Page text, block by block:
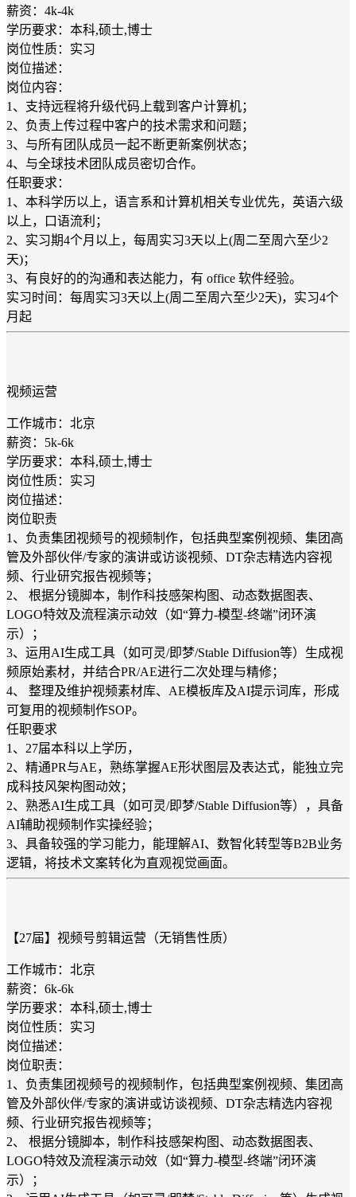
薪资：4k-4k
学历要求：本科,硕士,博士
岗位性质：实习
岗位描述：
岗位内容：
1、支持远程将升级代码上载到客户计算机；
2、负责上传过程中客户的技术需求和问题；
3、与所有团队成员一起不断更新案例状态；
4、与全球技术团队成员密切合作。
任职要求：
1、本科学历以上，语言系和计算机相关专业优先，英语六级
以上，口语流利；
2、实习期4个月以上，每周实习3天以上(周二至周六至少2
天)；
3、有良好的的沟通和表达能力，有 office 软件经验。
实习时间：每周实习3天以上(周二至周六至少2天)，实习4个
月起
视频运营
工作城市：北京
薪资：5k-6k
学历要求：本科,硕士,博士
岗位性质：实习
岗位描述：
岗位职责
1、负责集团视频号的视频制作，包括典型案例视频、集团高
管及外部伙伴/专家的演讲或访谈视频、DT杂志精选内容视
频、行业研究报告视频等；
2、 根据分镜脚本，制作科技感架构图、动态数据图表、
LOGO特效及流程演示动效（如“算力-模型-终端”闭环演
示）；
3、运用AI生成工具（如可灵/即梦/Stable Diffusion等）生成视
频原始素材，并结合PR/AE进行二次处理与精修；
4、 整理及维护视频素材库、AE模板库及AI提示词库，形成
可复用的视频制作SOP。
任职要求
1、27届本科以上学历，
2、精通PR与AE，熟练掌握AE形状图层及表达式，能独立完
成科技风架构图动效；
2、熟悉AI生成工具（如可灵/即梦/Stable Diffusion等），具备
AI辅助视频制作实操经验；
3、具备较强的学习能力，能理解AI、数智化转型等B2B业务
逻辑，将技术文案转化为直观视觉画面。
【27届】视频号剪辑运营（无销售性质）
工作城市：北京
薪资：6k-6k
学历要求：本科,硕士,博士
岗位性质：实习
岗位描述：
岗位职责：
1、负责集团视频号的视频制作，包括典型案例视频、集团高
管及外部伙伴/专家的演讲或访谈视频、DT杂志精选内容视
频、行业研究报告视频等；
2、 根据分镜脚本，制作科技感架构图、动态数据图表、
LOGO特效及流程演示动效（如“算力-模型-终端”闭环演
示）；